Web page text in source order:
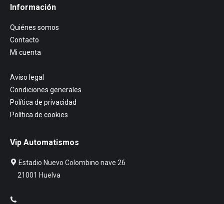
Información
Quiénes somos
Contacto
Mi cuenta
Aviso legal
Condiciones generales
Política de privacidad
Política de cookies
Vip Automatismos
Estadio Nuevo Colombino nave 26
21001 Huelva